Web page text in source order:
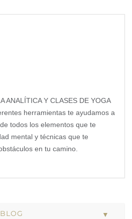
ANALÍTICA Y CLASES DE YOGA
herramientas te ayudamos a
todos los elementos que te
mental y técnicas que te
en tu camino.